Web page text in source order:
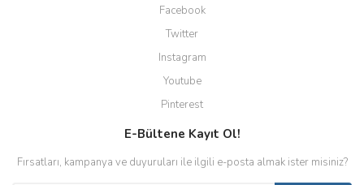
Facebook
Twitter
Instagram
Youtube
Pinterest
E-Bültene Kayıt Ol!
Fırsatları, kampanya ve duyuruları ile ilgili e-posta almak ister misiniz?